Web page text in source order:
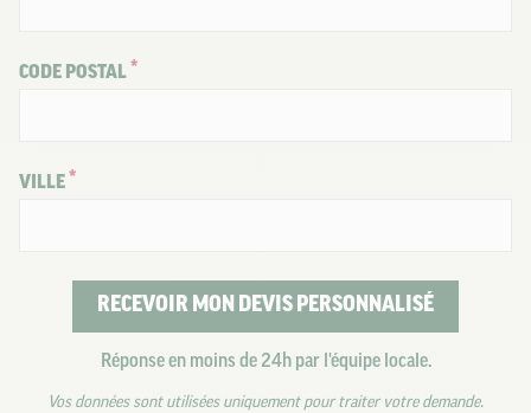
CODE POSTAL
VILLE
RECEVOIR MON DEVIS PERSONNALISÉ
Réponse en moins de 24h par l'équipe locale.
Vos données sont utilisées uniquement pour traiter votre demande.